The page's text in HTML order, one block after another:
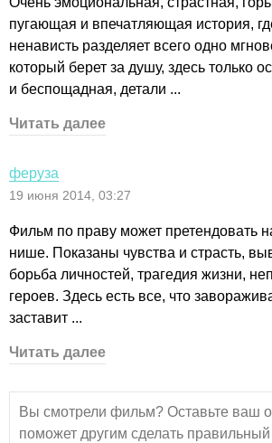
пугающая и впечатляющая история,
ненависть разделяет всего одно
который берет за душу, здесь только
и беспощадная, детали ...
Читать далее
феруза
19 июня 2014, 03:27
Фильм по праву может претендовать
нише. Показаны чувства и страсть,
борьба личностей, трагедия жизни,
героев. Здесь есть все, что
заставит ...
Читать далее